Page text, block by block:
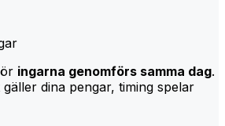
ingarna genomförs samma dag.
dina pengar, timing spelar